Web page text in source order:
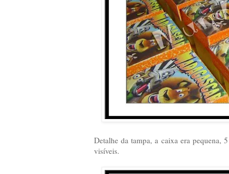
Detalhe da tampa, a caixa era pequena,
visíveis.